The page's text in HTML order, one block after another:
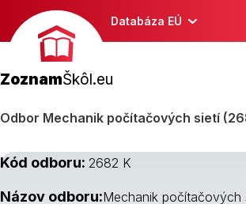
Databáza EÚ
ZoznamŠkôl.eu
Odbor Mechanik počítačových sietí
Kód odboru: 2682 K
Názov odboru:Mechanik počítačových